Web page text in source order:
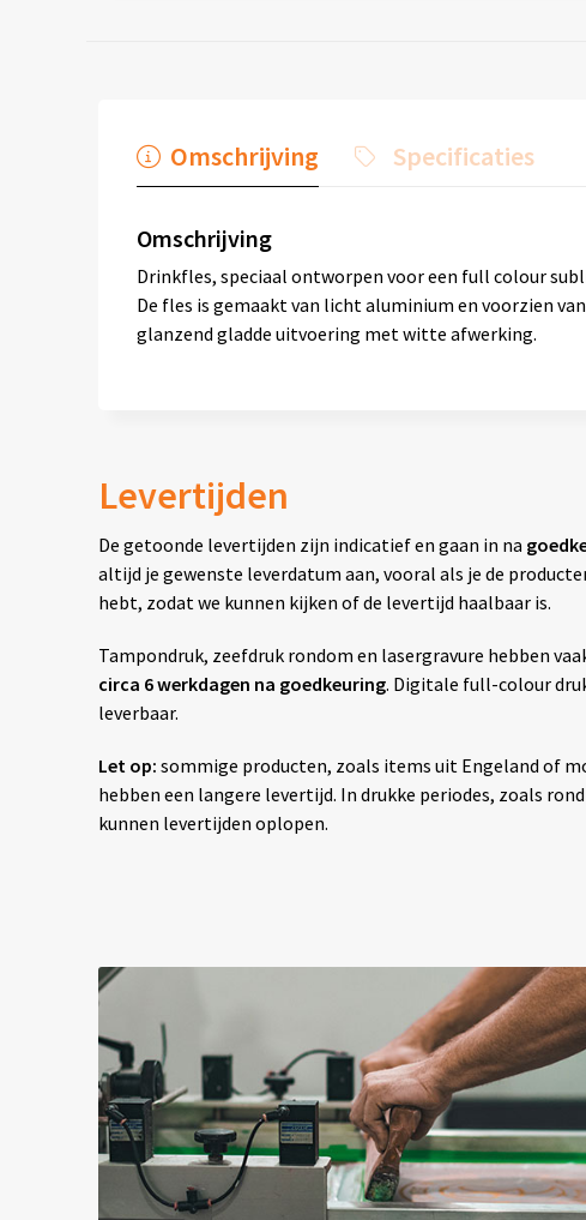
Omschrijving Specificaties
Omschrijving
Drinkfles, speciaal ontworpen voor een full colour
De fles is gemaakt van licht aluminium en voorzien
glanzend gladde uitvoering met witte afwerking.
Levertijden
De getoonde levertijden zijn indicatief en gaan in na
altijd je gewenste leverdatum aan, vooral als je de
hebt, zodat we kunnen kijken of de levertijd haalbaar is.
Tampondruk, zeefdruk rondom en lasergravure hebben
circa 6 werkdagen na goedkeuring. Digitale full-colour
leverbaar.
Let op: sommige producten, zoals items uit Engeland of
hebben een langere levertijd. In drukke periodes, zoals
kunnen levertijden oplopen.